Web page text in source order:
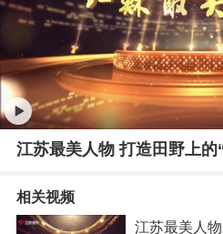
江苏最美人物 打造田野上的
相关视频
江苏最美人